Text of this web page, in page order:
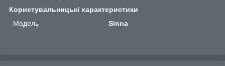
Користувальницькі характеристики
Мoдель
Sinna